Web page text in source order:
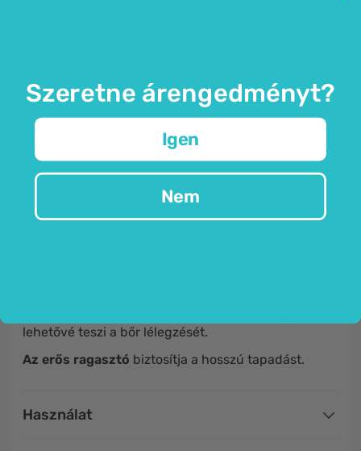
Vízálló tapaszok, amelyek lehetővé
teszik a bőr lélegzését és nem tapadnak
a sebhez.
A Wundmed nagy tapaszvízálló
lehetővé teszi a bőr lélegzését.
Az erős ragasztó biztosítja a hosszú tapadást.
Használat
Szeretne árengedményt?
Igen
Nem